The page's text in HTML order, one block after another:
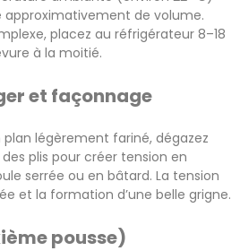
approximativement de volume.
placez au réfrigérateur 8–18
à la moitié.
et façonnage
plan légèrement fariné, dégazez
plis pour créer tension en
serrée ou en bâtard. La tension
et la formation d’une belle grigne.
pousse)